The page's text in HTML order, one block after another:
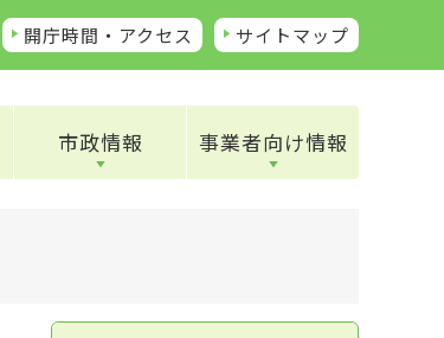
開庁時間・アクセス サイトマップ
市政情報 事業者向け情報